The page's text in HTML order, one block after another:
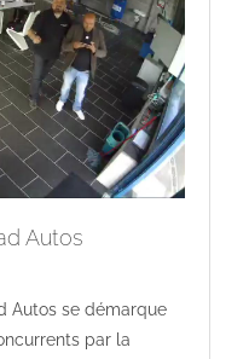
Autos
Autos se démarque
par la